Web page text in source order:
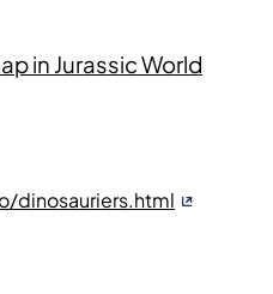
in Jurassic World
dinosauriers.html